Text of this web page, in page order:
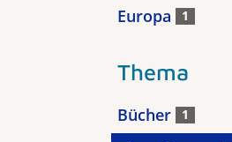
Europa 1
Thema
Bücher 1